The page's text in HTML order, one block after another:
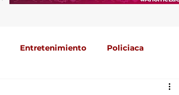
Entretenimiento Policiaca